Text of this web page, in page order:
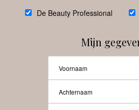
De Beauty Professional
Mijn